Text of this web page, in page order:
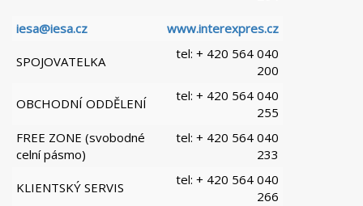
iesa@iesa.cz www.interexpres.cz
SPOJOVATELKA
tel: + 420 564 040
200
OBCHODNÍ ODDĚLENÍ
tel: + 420 564 040
255
FREE ZONE (svobodné
celní pásmo)
tel: + 420 564 040
233
KLIENTSKÝ SERVIS
tel: + 420 564 040
266